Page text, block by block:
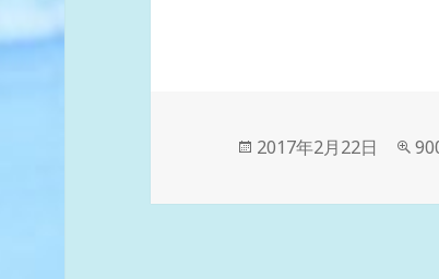
投
日:
2017年2月22日
フ
サ